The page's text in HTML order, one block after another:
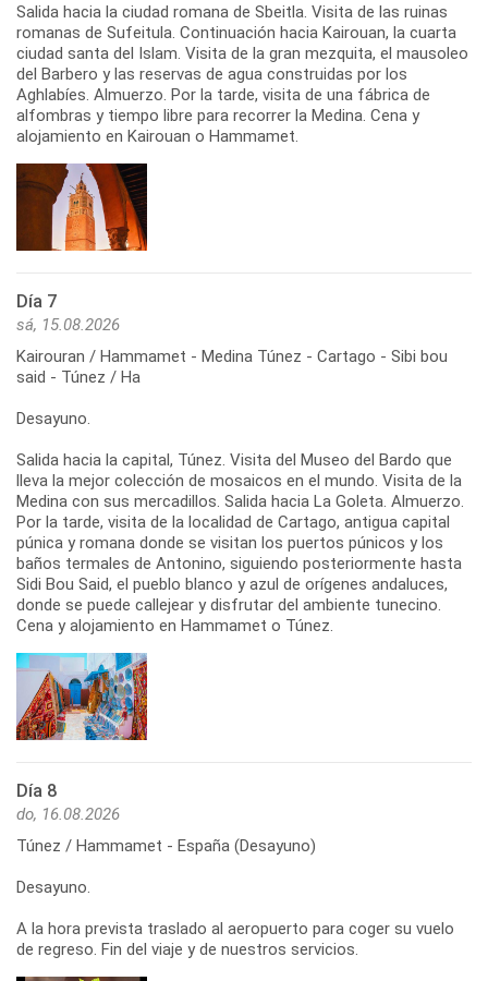
Salida hacia la ciudad romana de Sbeitla. Visita de las ruinas
romanas de Sufeitula. Continuación hacia Kairouan, la cuarta
ciudad santa del Islam. Visita de la gran mezquita, el mausoleo
del Barbero y las reservas de agua construidas por los
Aghlabíes. Almuerzo. Por la tarde, visita de una fábrica de
alfombras y tiempo libre para recorrer la Medina. Cena y
alojamiento en Kairouan o Hammamet.
Día 7
sá, 15.08.2026
Kairouran / Hammamet - Medina Túnez - Cartago - Sibi bou
said - Túnez / Ha
Desayuno.
Salida hacia la capital, Túnez. Visita del Museo del Bardo que
lleva la mejor colección de mosaicos en el mundo. Visita de la
Medina con sus mercadillos. Salida hacia La Goleta. Almuerzo.
Por la tarde, visita de la localidad de Cartago, antigua capital
púnica y romana donde se visitan los puertos púnicos y los
baños termales de Antonino, siguiendo posteriormente hasta
Sidi Bou Said, el pueblo blanco y azul de orígenes andaluces,
donde se puede callejear y disfrutar del ambiente tunecino.
Cena y alojamiento en Hammamet o Túnez.
Día 8
do, 16.08.2026
Túnez / Hammamet - España (Desayuno)
Desayuno.
A la hora prevista traslado al aeropuerto para coger su vuelo
de regreso. Fin del viaje y de nuestros servicios.